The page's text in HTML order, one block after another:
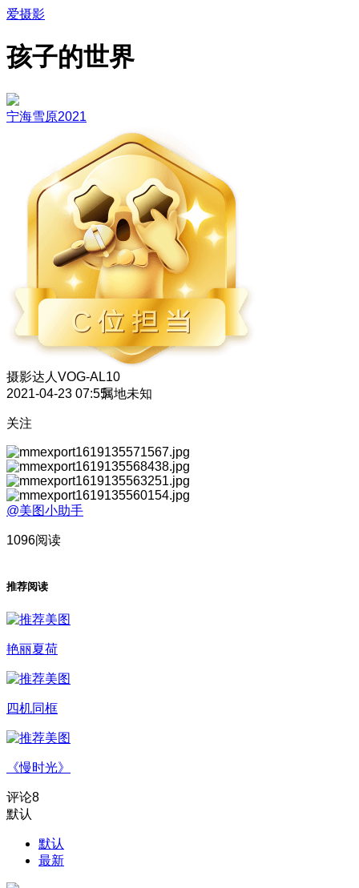
爱摄影
孩子的世界
宁海雪原2021
摄影达人 VOG-AL10
2021-04-23 07:55属地未知
关注
@美图小助手
1096阅读
推荐阅读
艳丽夏荷
四机同框
《慢时光》
评论8
默认
默认
最新